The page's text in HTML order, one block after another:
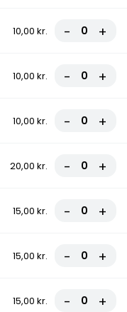
10,00 kr. - +
10,00 kr. - +
10,00 kr. - +
20,00 kr. - +
15,00 kr. - +
15,00 kr. - +
15,00 kr. - +